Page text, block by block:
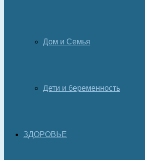
Дом и Семья
Дети и беременность
ЗДОРОВЬЕ